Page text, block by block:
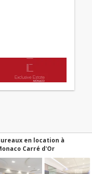
en location à
Carré d'Or